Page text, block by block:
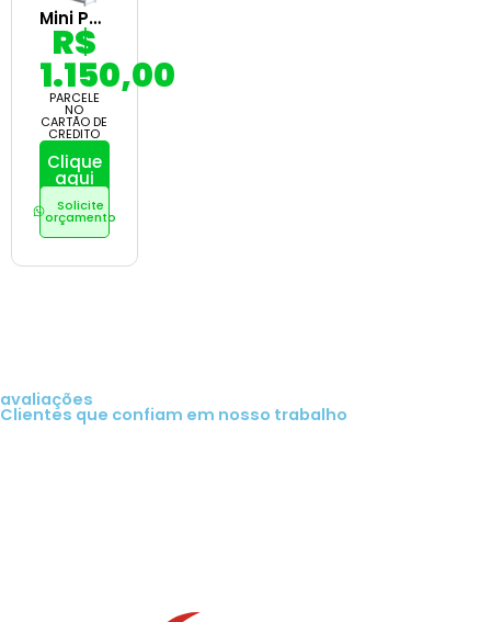
Mini Porta Pallet Slim
R$
1.150,00
PARCELE
NO
CARTÃO DE
CREDITO
Clique
aqui
Solicite
orçamento
avaliações
Clientes que confiam em nosso trabalho